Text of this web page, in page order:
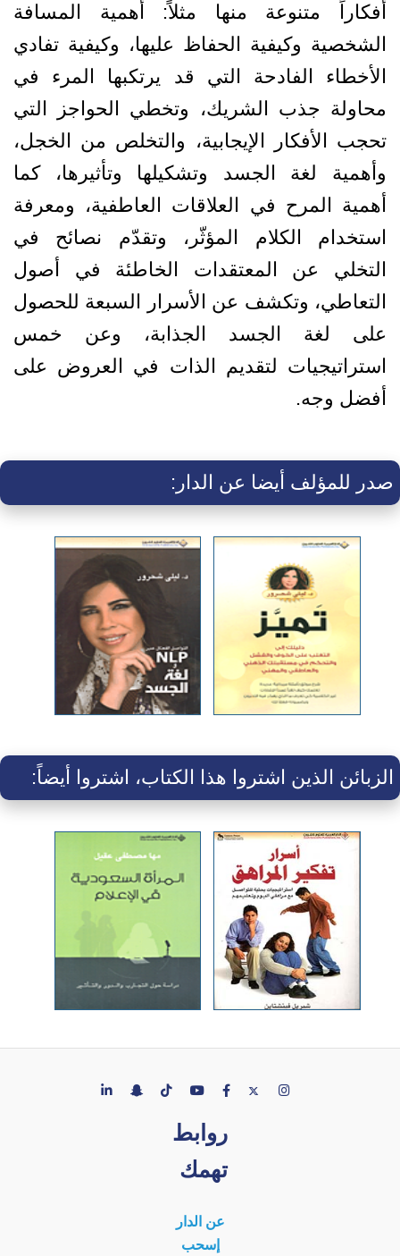
أفكاراً متنوعة منها مثلاً: أهمية المسافة
الشخصية وكيفية الحفاظ عليها، وكيفية تفادي
الأخطاء الفادحة التي قد يرتكبها المرء في
محاولة جذب الشريك، وتخطي الحواجز التي
تحجب الأفكار الإيجابية، والتخلص من الخجل،
وأهمية لغة الجسد وتشكيلها وتأثيرها، كما
أهمية المرح في العلاقات العاطفية، ومعرفة
استخدام الكلام المؤثّر، وتقدّم نصائح في
التخلي عن المعتقدات الخاطئة في أصول
التعاطي، وتكشف عن الأسرار السبعة للحصول
على لغة الجسد الجذابة، وعن خمس
استراتيجيات لتقديم الذات في العروض على
أفضل وجه.
صدر للمؤلف أيضا عن الدار:
الزبائن الذين اشتروا هذا الكتاب، اشتروا أيضاً:
روابط
تهمك
عن الدار
إسحب